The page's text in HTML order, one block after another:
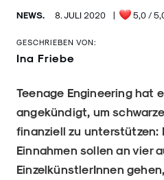
NEWS. 8. JULI 2020 | 5,0 /
GESCHRIEBEN VON:
Ina Friebe
Teenage Engineering hat
angekündigt, um
finanziell zu unterstützen:
Einnahmen sollen an vier
EinzelkünstlerInnen